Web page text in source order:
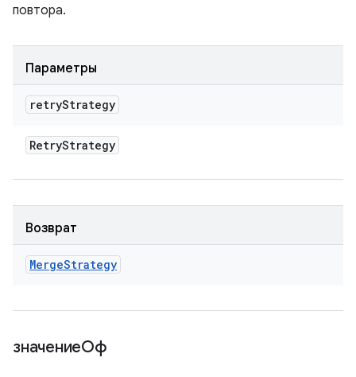
повтора.
Параметры
retryStrategy
RetryStrategy
Возврат
MergeStrategy
значениеОф